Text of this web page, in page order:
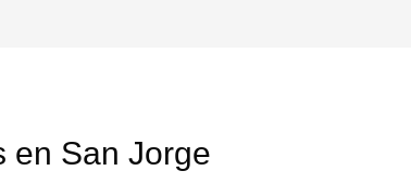
en San Jorge